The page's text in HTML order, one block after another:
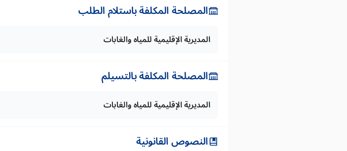
المصلحة المكلفة باستلام الطلب
المديرية الإقليمية للمياه والغابات
المصلحة المكلفة بالتسيلم
المديرية الإقليمية للمياه والغابات
النصوص القانونية